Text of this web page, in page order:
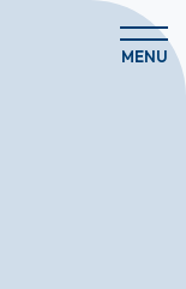
MENU